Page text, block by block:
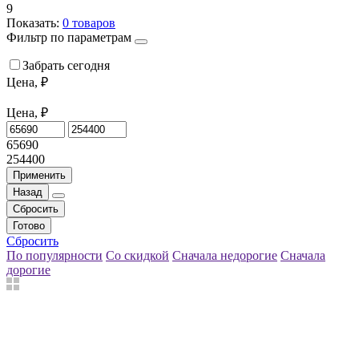
9
Показать: 0 товаров
Фильтр по параметрам
Забрать сегодня
Цена, ₽
Цена, ₽
65690
254400
Применить
Назад
Сбросить
Готово
Сбросить
По популярности Со скидкой Сначала недорогие Сначала
дорогие